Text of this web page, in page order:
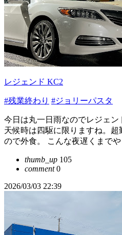
レジェンド KC2
#残業終わり #ジョリーパスタ
今日は丸一日雨なのでレジェ
天候時は四駆に限りますね。
ので外食。 こんな夜遅くまで
thumb_up 105
comment0
2026/03/03 22:39